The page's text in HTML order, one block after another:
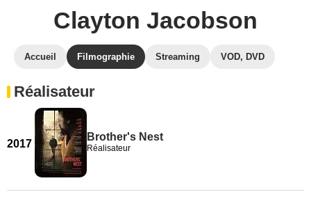
Clayton Jacobson
Accueil Filmographie Streaming VOD, DVD
Réalisateur
2017
Brother's Nest
Réalisateur